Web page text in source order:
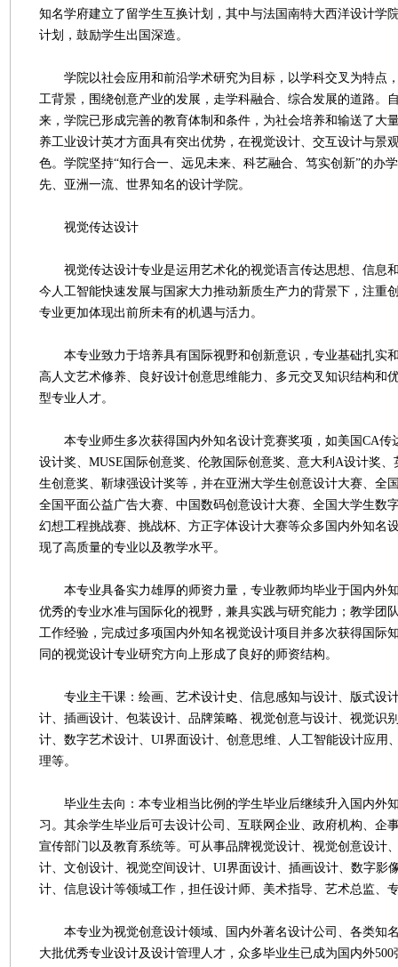
知名学府建立了留学生互换计划，其中与法国南特大西洋设计学
计划，鼓励学生出国深造。
学院以社会应用和前沿学术研究为目标，以学科交叉为特点
工背景，围绕创意产业的发展，走学科融合、综合发展的道路。
来，学院已形成完善的教育体制和条件，为社会培养和输送了大
养工业设计英才方面具有突出优势，在视觉设计、交互设计与景
色。学院坚持“知行合一、远见未来、科艺融合、笃实创新”的办
先、亚洲一流、世界知名的设计学院。
视觉传达设计
视觉传达设计专业是运用艺术化的视觉语言传达思想、信息
今人工智能快速发展与国家大力推动新质生产力的背景下，注重
专业更加体现出前所未有的机遇与活力。
本专业致力于培养具有国际视野和创新意识，专业基础扎实
高人文艺术修养、良好设计创意思维能力、多元交叉知识结构和
型专业人才。
本专业师生多次获得国内外知名设计竞赛奖项，如美国CA传
设计奖、MUSE国际创意奖、伦敦国际创意奖、意大利A设计奖、
生创意奖、靳埭强设计奖等，并在亚洲大学生创意设计大赛、全
全国平面公益广告大赛、中国数码创意设计大赛、全国大学生数
幻想工程挑战赛、挑战杯、方正字体设计大赛等众多国内外知名
现了高质量的专业以及教学水平。
本专业具备实力雄厚的师资力量，专业教师均毕业于国内外
优秀的专业水准与国际化的视野，兼具实践与研究能力；教学团
工作经验，完成过多项国内外知名视觉设计项目并多次获得国际
同的视觉设计专业研究方向上形成了良好的师资结构。
专业主干课：绘画、艺术设计史、信息感知与设计、版式设
计、插画设计、包装设计、品牌策略、视觉创意与设计、视觉识
计、数字艺术设计、UI界面设计、创意思维、人工智能设计应用
理等。
毕业生去向：本专业相当比例的学生毕业后继续升入国内外
习。其余学生毕业后可去设计公司、互联网企业、政府机构、企
宣传部门以及教育系统等。可从事品牌视觉设计、视觉创意设计
计、文创设计、视觉空间设计、UI界面设计、插画设计、数字影
计、信息设计等领域工作，担任设计师、美术指导、艺术总监、
本专业为视觉创意设计领域、国内外著名设计公司、各类知
大批优秀专业设计及设计管理人才，众多毕业生已成为国内外